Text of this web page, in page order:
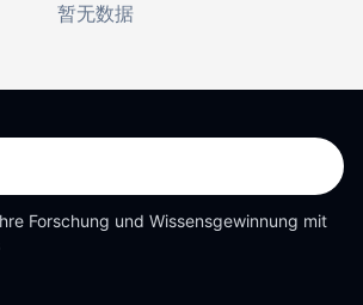
暂无数据
Forschung und Wissensgewinnung mit